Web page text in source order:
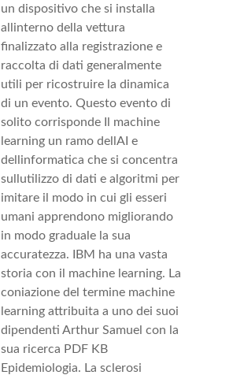
un dispositivo che si installa
allinterno della vettura
finalizzato alla registrazione e
raccolta di dati generalmente
utili per ricostruire la dinamica
di un evento. Questo evento di
solito corrisponde Il machine
learning un ramo dellAI e
dellinformatica che si concentra
sullutilizzo di dati e algoritmi per
imitare il modo in cui gli esseri
umani apprendono migliorando
in modo graduale la sua
accuratezza. IBM ha una vasta
storia con il machine learning. La
coniazione del termine machine
learning attribuita a uno dei suoi
dipendenti Arthur Samuel con la
sua ricerca PDF KB
Epidemiologia. La sclerosi